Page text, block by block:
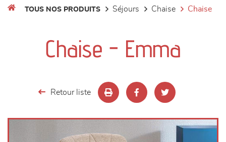
meubles de complément
TOUS NOS PRODUITS séjours chaise chaise
Chaise - Emma
Retour liste